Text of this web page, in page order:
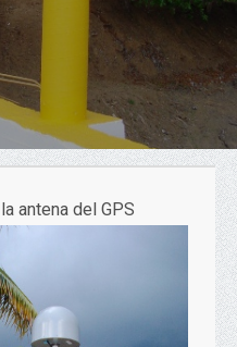
antena del GPS